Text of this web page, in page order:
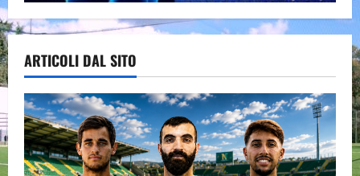
ARTICOLI DAL SITO